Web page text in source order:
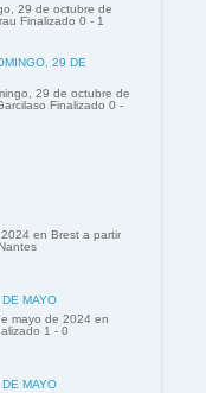
29 de octubre de
Finalizado 0 - 1
29 DE
29 de octubre de
Finalizado 0 -
en Brest a partir
MAYO
mayo de 2024 en
1 - 0
MAYO